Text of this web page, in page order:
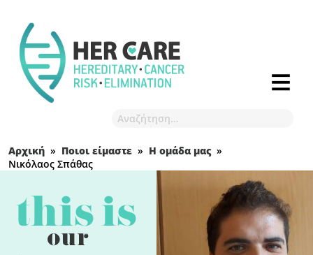
Αρχική » Ποιοι είμαστε » Η ομάδα μας »
Νικόλαος Σπάθας
this is
our